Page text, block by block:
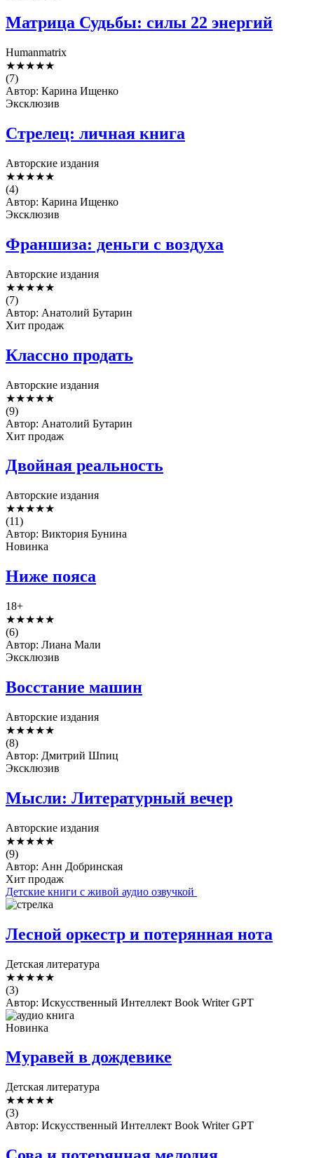
Матрица Судьбы: силы 22 энергий
Humanmatrix
★★★★★
(7)
Автор: Карина Ищенко
Эксклюзив
Стрелец: личная книга
Авторские издания
★★★★★
(4)
Автор: Карина Ищенко
Эксклюзив
Франшиза: деньги с воздуха
Авторские издания
★★★★★
(7)
Автор: Анатолий Бутарин
Хит продаж
Классно продать
Авторские издания
★★★★★
(9)
Автор: Анатолий Бутарин
Хит продаж
Двойная реальность
Авторские издания
★★★★★
(11)
Автор: Виктория Бунина
Новинка
Ниже пояса
18+
★★★★★
(6)
Автор: Лиана Мали
Эксклюзив
Восстание машин
Авторские издания
★★★★★
(8)
Автор: Дмитрий Шпиц
Эксклюзив
Мысли: Литературный вечер
Авторские издания
★★★★★
(9)
Автор: Анн Добринская
Хит продаж
Детские книги с живой аудио озвучкой
Лесной оркестр и потерянная нота
Детская литература
★★★★★
(3)
Автор: Искусственный Интеллект Book Writer GPT
Новинка
Муравей в дождевике
Детская литература
★★★★★
(3)
Автор: Искусственный Интеллект Book Writer GPT